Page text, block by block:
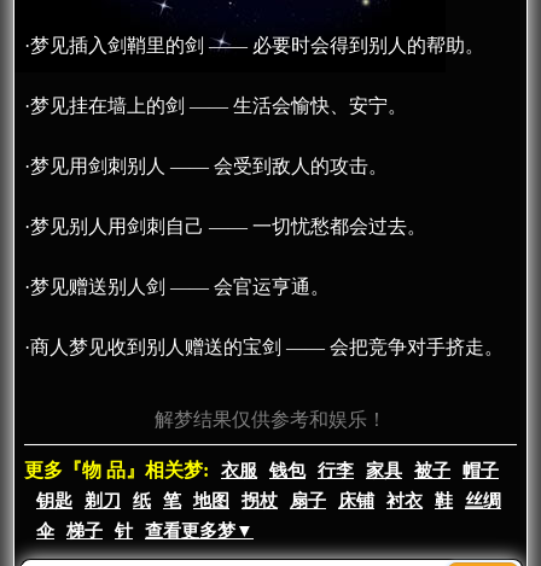
·梦见插入剑鞘里的剑 —— 必要时会得到别人的帮助。
·梦见挂在墙上的剑 —— 生活会愉快、安宁。
·梦见用剑刺别人 —— 会受到敌人的攻击。
·梦见别人用剑刺自己 —— 一切忧愁都会过去。
·梦见赠送别人剑 —— 会官运亨通。
·商人梦见收到别人赠送的宝剑 —— 会把竞争对手挤走。
解梦结果仅供参考和娱乐！
更多『物 品』相关梦: 衣服 钱包 行李 家具 被子
帽子
钥匙
剃刀 纸 笔 地图 拐杖 扇子 床铺 衬衣 鞋
丝绸
伞
梯子 针 查看更多梦▼